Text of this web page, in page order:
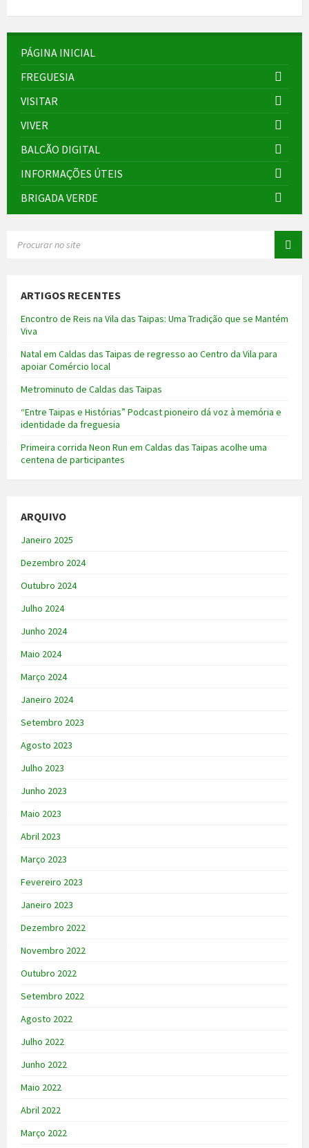
PÁGINA INICIAL
FREGUESIA
VISITAR
VIVER
BALCÃO DIGITAL
INFORMAÇÕES ÚTEIS
BRIGADA VERDE
ARTIGOS RECENTES
Encontro de Reis na Vila das Taipas: Uma Tradição que se Mantém
Viva
Natal em Caldas das Taipas de regresso ao Centro da Vila para
apoiar Comércio local
Metrominuto de Caldas das Taipas
“Entre Taipas e Histórias” Podcast pioneiro dá voz à memória e
identidade da freguesia
Primeira corrida Neon Run em Caldas das Taipas acolhe uma
centena de participantes
ARQUIVO
Janeiro 2025
Dezembro 2024
Outubro 2024
Julho 2024
Junho 2024
Maio 2024
Março 2024
Janeiro 2024
Setembro 2023
Agosto 2023
Julho 2023
Junho 2023
Maio 2023
Abril 2023
Março 2023
Fevereiro 2023
Janeiro 2023
Dezembro 2022
Novembro 2022
Outubro 2022
Setembro 2022
Agosto 2022
Julho 2022
Junho 2022
Maio 2022
Abril 2022
Março 2022